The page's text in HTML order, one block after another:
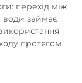
перехід між
води займає
протягом